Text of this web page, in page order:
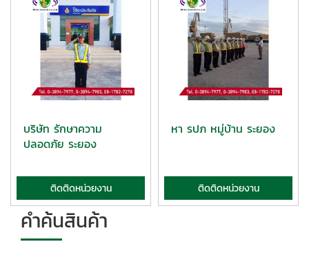
บริษัท รักษาความ
ปลอดภัย ระยอง
ติดติดหน่วยงาน
หา รปภ หมู่บ้าน ระยอง
ติดติดหน่วยงาน
คำค้นสินค้า